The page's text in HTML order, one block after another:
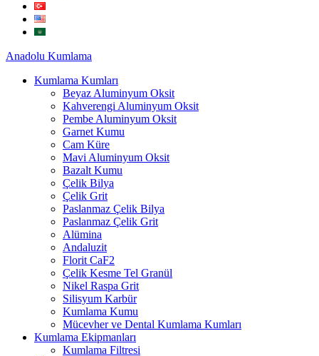
Anadolu Kumlama
Kumlama Kumları
Beyaz Aluminyum Oksit
Kahverengi Aluminyum Oksit
Pembe Aluminyum Oksit
Garnet Kumu
Cam Küre
Mavi Aluminyum Oksit
Bazalt Kumu
Çelik Bilya
Çelik Grit
Paslanmaz Çelik Bilya
Paslanmaz Çelik Grit
Alümina
Andaluzit
Florit CaF2
Çelik Kesme Tel Granül
Nikel Raspa Grit
Silisyum Karbür
Kumlama Kumu
Mücevher ve Dental Kumlama Kumları
Kumlama Ekipmanları
Kumlama Filtresi